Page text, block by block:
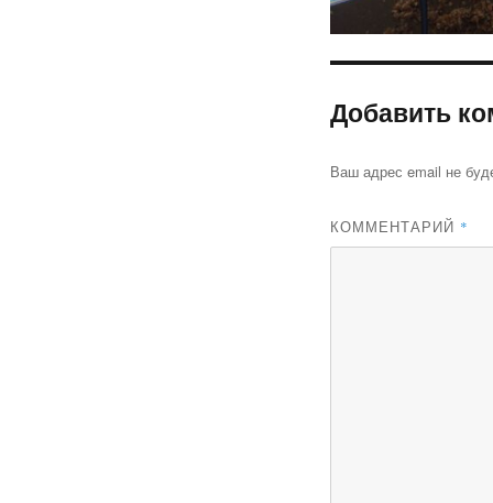
Добавить
Ваш адрес email не
КОММЕНТАРИЙ *